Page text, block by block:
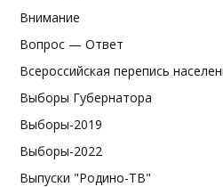
Внимание
Вопрос — Ответ
Всероссийская перепись
Выборы Губернатора
Выборы-2019
Выборы-2022
Выпуски "Родино-ТВ"